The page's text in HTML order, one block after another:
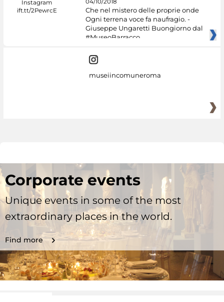
04/10/2018
Che nel mistero delle proprie onde
Ogni terrena voce fa naufragio. -
Giuseppe Ungaretti Buongiorno dal
#MuseoBarracco
museiincomuneroma
Corporate events
Unique events in some of the most
extraordinary places in the world.
Find more